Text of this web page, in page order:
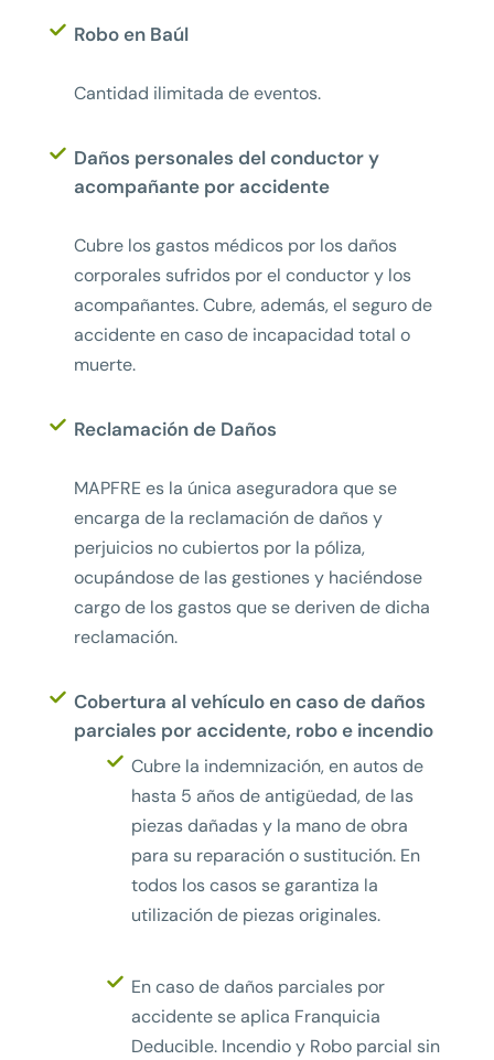
Robo en Baúl
Cantidad ilimitada de eventos.
Daños personales del conductor y
acompañante por accidente
Cubre los gastos médicos por los daños
corporales sufridos por el conductor y los
acompañantes. Cubre, además, el seguro de
accidente en caso de incapacidad total o
muerte.
Reclamación de Daños
MAPFRE es la única aseguradora que se
encarga de la reclamación de daños y
perjuicios no cubiertos por la póliza,
ocupándose de las gestiones y haciéndose
cargo de los gastos que se deriven de dicha
reclamación.
Cobertura al vehículo en caso de daños
parciales por accidente, robo e incendio
Cubre la indemnización, en autos de
hasta 5 años de antigüedad, de las
piezas dañadas y la mano de obra
para su reparación o sustitución. En
todos los casos se garantiza la
utilización de piezas originales.
En caso de daños parciales por
accidente se aplica Franquicia
Deducible. Incendio y Robo parcial sin